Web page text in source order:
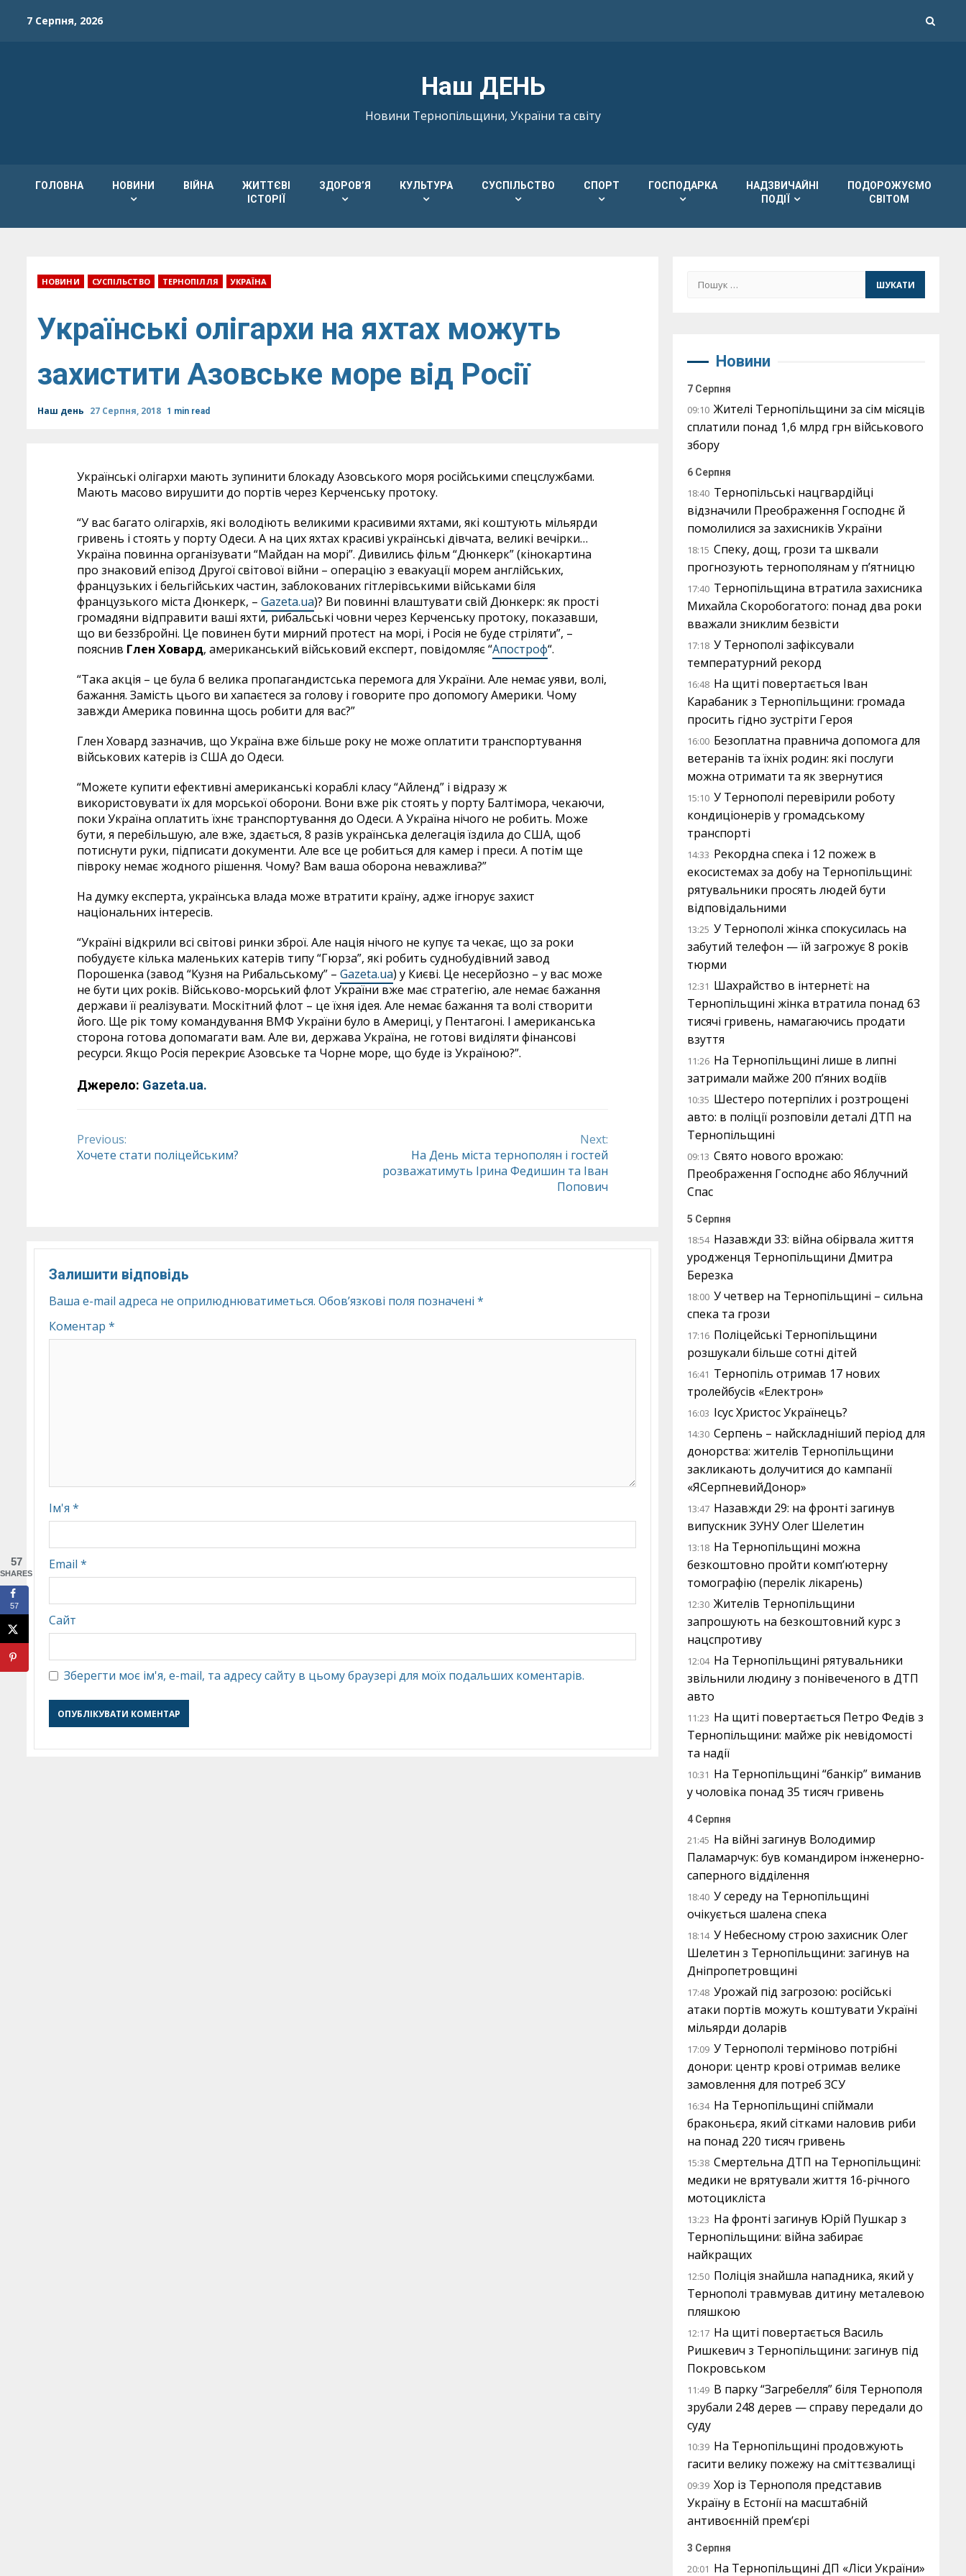
7 Серпня, 2026
Наш ДЕНЬ
Новини Тернопільщини, України та світу
ГОЛОВНА НОВИНИ ВІЙНА
ЖИТТЄВІ
ІСТОРІЇ
ЗДОРОВ’Я КУЛЬТУРА СУСПІЛЬСТВО СПОРТ ГОСПОДАРКА
НАДЗВИЧАЙНІ
ПОДІЇ
ПОДОРОЖУЄМО
СВІТОМ
НОВИНИ СУСПІЛЬСТВО ТЕРНОПІЛЛЯ УКРАЇНА
Українські олігархи на яхтах можуть
захистити Азовське море від Росії
Наш день 27 Серпня, 2018 1 min read
Українські олігархи мають зупинити блокаду Азовського моря російськими спецслужбами.
Мають масово вирушити до портів через Керченську протоку.
“У вас багато олігархів, які володіють великими красивими яхтами, які коштують мільярди
гривень і стоять у порту Одеси. А на цих яхтах красиві українські дівчата, великі вечірки…
Україна повинна організувати “Майдан на морі”. Дивились фільм “Дюнкерк” (кінокартина
про знаковий епізод Другої світової війни – операцію з евакуації морем англійських,
французьких і бельгійських частин, заблокованих гітлерівськими військами біля
французького міста Дюнкерк, – Gazeta.ua)? Ви повинні влаштувати свій Дюнкерк: як прості
громадяни відправити ваші яхти, рибальські човни через Керченську протоку, показавши,
що ви беззбройні. Це повинен бути мирний протест на морі, і Росія не буде стріляти”, –
пояснив Глен Ховард, американський військовий експерт, повідомляє “Апостроф“.
“Така акція – це була б велика пропагандистська перемога для України. Але немає уяви, волі,
бажання. Замість цього ви хапаєтеся за голову і говорите про допомогу Америки. Чому
завжди Америка повинна щось робити для вас?”
Глен Ховард зазначив, що Україна вже більше року не може оплатити транспортування
військових катерів із США до Одеси.
“Можете купити ефективні американські кораблі класу “Айленд” і відразу ж
використовувати їх для морської оборони. Вони вже рік стоять у порту Балтімора, чекаючи,
поки Україна оплатить їхнє транспортування до Одеси. А Україна нічого не робить. Може
бути, я перебільшую, але вже, здається, 8 разів українська делегація їздила до США, щоб
потиснути руки, підписати документи. Але все це робиться для камер і преси. А потім ще
півроку немає жодного рішення. Чому? Вам ваша оборона неважлива?”
На думку експерта, українська влада може втратити країну, адже ігнорує захист
національних інтересів.
“Україні відкрили всі світові ринки зброї. Але нація нічого не купує та чекає, що за роки
побудуєте кілька маленьких катерів типу “Гюрза”, які робить суднобудівний завод
Порошенка (завод “Кузня на Рибальському” – Gazeta.ua) у Києві. Це несерйозно – у вас може
не бути цих років. Військово-морський флот України вже має стратегію, але немає бажання
держави її реалізувати. Москітний флот – це їхня ідея. Але немає бажання та волі створити
його. Ще рік тому командування ВМФ України було в Америці, у Пентагоні. І американська
сторона готова допомагати вам. Але ви, держава Україна, не готові виділяти фінансові
ресурси. Якщо Росія перекриє Азовське та Чорне море, що буде із Україною?”.
Джерело: Gazeta.ua.
Continue
Previous:
Хочете стати поліцейським?
Next:
На День міста тернополян і гостей
розважатимуть Ірина Федишин та Іван
Попович
Залишити відповідь
Ваша e-mail адреса не оприлюднюватиметься. Обов’язкові поля позначені *
Коментар *
Ім'я *
Email *
Сайт
Зберегти моє ім'я, e-mail, та адресу сайту в цьому браузері для моїх подальших коментарів.
Пошук:
Новини
7 Серпня
09:10 Жителі Тернопільщини за сім місяців
сплатили понад 1,6 млрд грн військового
збору
6 Серпня
18:40 Тернопільські нацгвардійці
відзначили Преображення Господнє й
помолилися за захисників України
18:15 Спеку, дощ, грози та шквали
прогнозують тернополянам у п’ятницю
17:40 Тернопільщина втратила захисника
Михайла Скоробогатого: понад два роки
вважали зниклим безвісти
17:18 У Тернополі зафіксували
температурний рекорд
16:48 На щиті повертається Іван
Карабаник з Тернопільщини: громада
просить гідно зустріти Героя
16:00 Безоплатна правнича допомога для
ветеранів та їхніх родин: які послуги
можна отримати та як звернутися
15:10 У Тернополі перевірили роботу
кондиціонерів у громадському
транспорті
14:33 Рекордна спека і 12 пожеж в
екосистемах за добу на Тернопільщині:
рятувальники просять людей бути
відповідальними
13:25 У Тернополі жінка спокусилась на
забутий телефон — їй загрожує 8 років
тюрми
12:31 Шахрайство в інтернеті: на
Тернопільщині жінка втратила понад 63
тисячі гривень, намагаючись продати
взуття
11:26 На Тернопільщині лише в липні
затримали майже 200 п’яних водіїв
10:35 Шестеро потерпілих і розтрощені
авто: в поліції розповіли деталі ДТП на
Тернопільщині
09:13 Свято нового врожаю:
Преображення Господнє або Яблучний
Спас
5 Серпня
18:54 Назавжди 33: війна обірвала життя
уродженця Тернопільщини Дмитра
Березка
18:00 У четвер на Тернопільщині – сильна
спека та грози
17:16 Поліцейські Тернопільщини
розшукали більше сотні дітей
16:41 Тернопіль отримав 17 нових
тролейбусів «Електрон»
16:03 Ісус Христос Українець?
14:30 Серпень – найскладніший період для
донорства: жителів Тернопільщини
закликають долучитися до кампанії
«ЯСерпневийДонор»
13:47 Назавжди 29: на фронті загинув
випускник ЗУНУ Олег Шелетин
13:18 На Тернопільщині можна
безкоштовно пройти комп’ютерну
томографію (перелік лікарень)
12:30 Жителів Тернопільщини
запрошують на безкоштовний курс з
нацспротиву
12:04 На Тернопільщині рятувальники
звільнили людину з понівеченого в ДТП
авто
11:23 На щиті повертається Петро Федів з
Тернопільщини: майже рік невідомості
та надії
10:31 На Тернопільщині “банкір” виманив
у чоловіка понад 35 тисяч гривень
4 Серпня
21:45 На війні загинув Володимир
Паламарчук: був командиром інженерно-
саперного відділення
18:40 У середу на Тернопільщині
очікується шалена спека
18:14 У Небесному строю захисник Олег
Шелетин з Тернопільщини: загинув на
Дніпропетровщині
17:48 Урожай під загрозою: російські
атаки портів можуть коштувати Україні
мільярди доларів
17:09 У Тернополі терміново потрібні
донори: центр крові отримав велике
замовлення для потреб ЗСУ
16:34 На Тернопільщині спіймали
браконьєра, який сітками наловив риби
на понад 220 тисяч гривень
15:38 Смертельна ДТП на Тернопільщині:
медики не врятували життя 16-річного
мотоцикліста
13:23 На фронті загинув Юрій Пушкар з
Тернопільщини: війна забирає
найкращих
12:50 Поліція знайшла нападника, який у
Тернополі травмував дитину металевою
пляшкою
12:17 На щиті повертається Василь
Ришкевич з Тернопільщини: загинув під
Покровськом
11:49 В парку “Загребелля” біля Тернополя
зрубали 248 дерев — справу передали до
суду
10:39 На Тернопільщині продовжують
гасити велику пожежу на сміттєзвалищі
09:39 Хор із Тернополя представив
Україну в Естонії на масштабній
антивоєнній прем’єрі
3 Серпня
20:01 На Тернопільщині ДП «Ліси України»
57
SHARES
57